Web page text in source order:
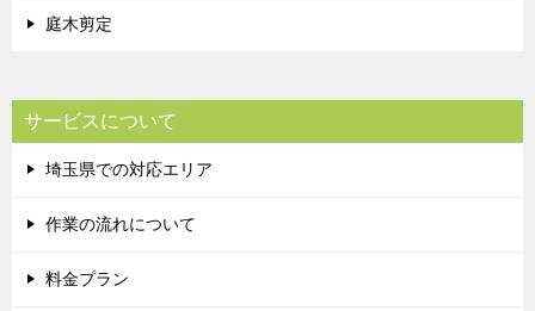
庭木剪定
サービスについて
埼玉県での対応エリア
作業の流れについて
料金プラン